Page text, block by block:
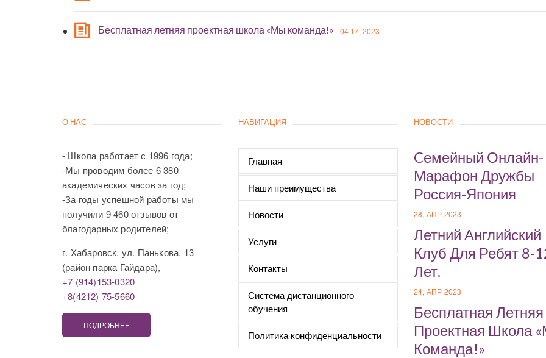
Бесплатная летняя проектная школа «Мы команда!» 04 17, 2023
О НАС
- Школа работает с 1996 года;
-Мы проводим более 6 380
академических часов за год;
-За годы успешной работы мы
получили 9 460 отзывов от
благодарных родителей;
г. Хабаровск, ул. Панькова, 13
(район парка Гайдара),
+7 (914)153-0320
+8(4212) 75-5660
ПОДРОБНЕЕ
НАВИГАЦИЯ
Главная
Наши преимущества
Новости
Услуги
Контакты
Система дистанционного
обучения
Политика конфиденциальности
НОВОСТИ
Cемейный Онлайн-
Марафон Дружбы
Россия-Япония
28, АПР 2023
Летний Английский
Клуб Для Ребят 8-
Лет.
24, АПР 2023
Бесплатная Летняя
Проектная Школа
Команда!»